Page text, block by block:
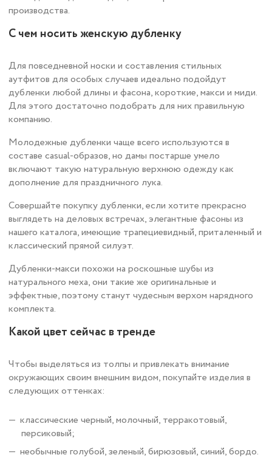
производства.
С чем носить женскую дубленку
Для повседневной носки и составления стильных
аутфитов для особых случаев идеально подойдут
дубленки любой длины и фасона, короткие, макси и миди.
Для этого достаточно подобрать для них правильную
компанию.
Молодежные дубленки чаще всего используются в
составе casual-образов, но дамы постарше умело
включают такую натуральную верхнюю одежду как
дополнение для праздничного лука.
Совершайте покупку дубленки, если хотите прекрасно
выглядеть на деловых встречах, элегантные фасоны из
нашего каталога, имеющие трапециевидный, приталенный и
классический прямой силуэт.
Дубленки-макси похожи на роскошные шубы из
натурального меха, они такие же оригинальные и
эффектные, поэтому станут чудесным верхом нарядного
комплекта.
Какой цвет сейчас в тренде
Чтобы выделяться из толпы и привлекать внимание
окружающих своим внешним видом, покупайте изделия в
следующих оттенках:
классические черный, молочный, терракотовый,
персиковый;
необычные голубой, зеленый, бирюзовый, синий, бордо.